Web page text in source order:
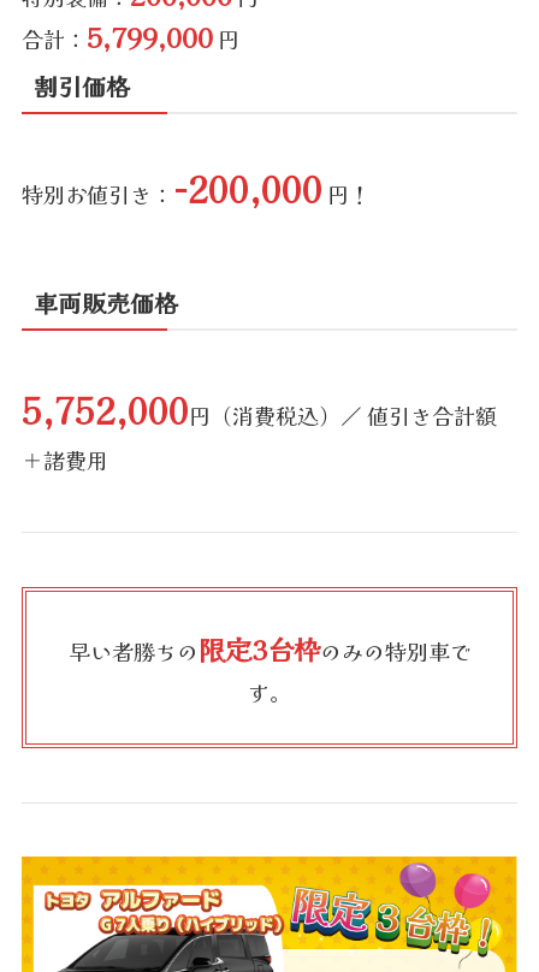
合計： 5,799,000円
割引価格
特別お値引き： -200,000 円！
車両販売価格
5,752,000円（消費税込）／ 値引き合計額
＋諸費用
早い者勝ちの限定3台枠のみの特別車で
す。